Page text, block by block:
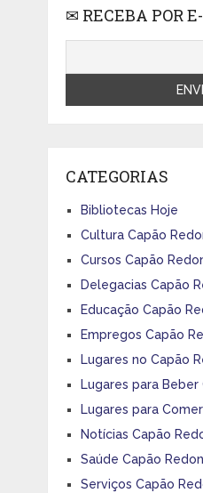
✉ RECEBA POR
CATEGORIAS
Bibliotecas Hoje
Cultura Capão
Cursos Capão
Delegacias Capão
Educação Capão
Empregos Capão
Lugares no Capão
Lugares para
Lugares para
Notícias Capão
Saúde Capão
Serviços Capão